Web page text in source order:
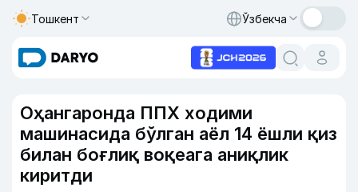
Тошкент Ўзбекча
Оҳангаронда ППХ ходими
машинасида бўлган аёл 14 ёшли қиз
билан боғлиқ воқеага аниқлик
киритди